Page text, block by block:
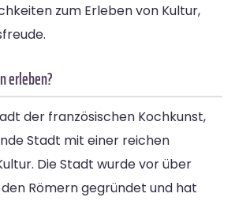
zum Erleben von Kultur,
erleben?
der französischen Kochkunst,
Stadt mit einer reichen
Die Stadt wurde vor über
Römern gegründet und hat